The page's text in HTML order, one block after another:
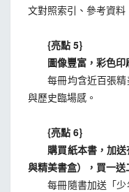
文對照索引、參考資料
{亮點 5}
圖像豐富，彩色印
每冊均含近百張精
與歷史臨場感。
{亮點 6}
購買紙本書，加送
與精美書盒），買一
每冊隨書加送「少